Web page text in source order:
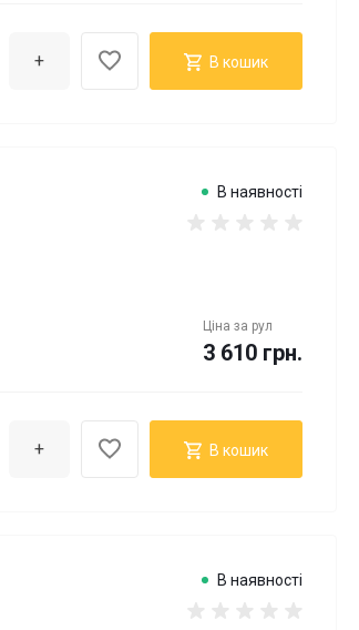
+ В кошик
В наявності
Ціна за рул
3 610 грн.
+ В кошик
В наявності